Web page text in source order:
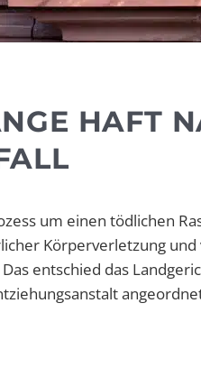
HAFT
um einen tödlichen
Körperverletzung
entschied das